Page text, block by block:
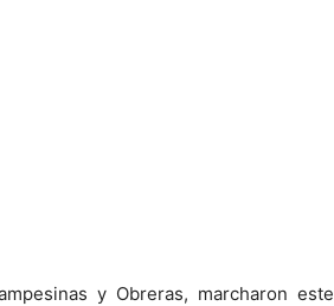
y Obreras, marcharon este